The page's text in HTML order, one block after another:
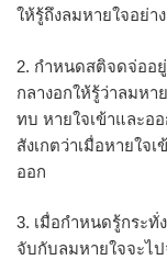
ให้รู้ถึงลมหายใจอย่า
2. กำหนดสติจดจ่ออ
กลางอกให้รู้ว่าลมหา
ทบ หายใจเข้าและอ
สังเกตว่าเมื่อหายใจ
ออก
3. เมื่อกำหนดรู้กระ
จับกับลมหายใจจะไ